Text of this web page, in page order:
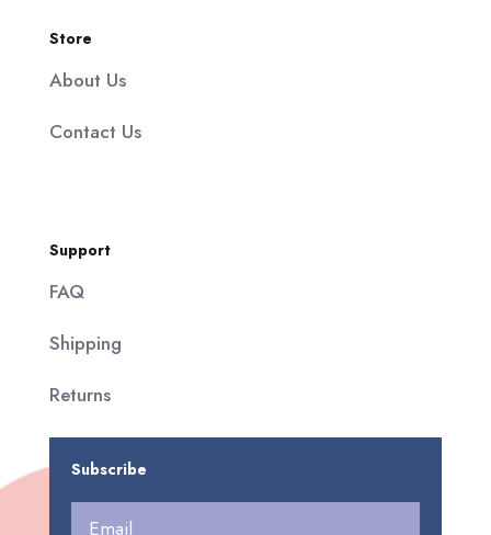
Store
About Us
Contact Us
Support
FAQ
Shipping
Returns
Subscribe